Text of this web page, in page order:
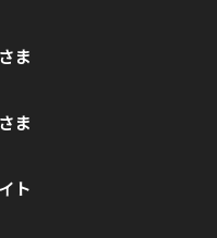
ま
ま
ト